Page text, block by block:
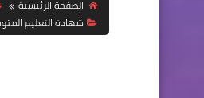
الصفحة الرئيسية
شهادة التعليم